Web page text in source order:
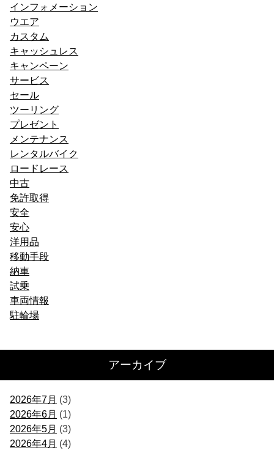
ョ
ン
インフォメーション
ウエア
カスタム
キャッシュレス
キャンペーン
サービス
セール
ツーリング
プレゼント
メンテナンス
レンタルバイク
ロードレース
中古
免許取得
安全
安心
洋用品
移動手段
納車
試乗
車両情報
駐輪場
アーカイブ
2026年7月 (3)
2026年6月 (1)
2026年5月 (3)
2026年4月 (4)